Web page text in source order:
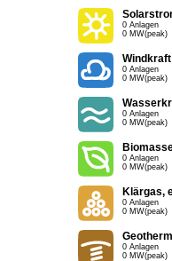
0 Anlagen
0 MW(peak)
Windkraft
0 Anlagen
0 MW(peak)
0 Anlagen
0 MW(peak)
0 Anlagen
0 MW(peak)
Klärgas,
0 Anlagen
0 MW(peak)
0 Anlagen
0 MW(peak)